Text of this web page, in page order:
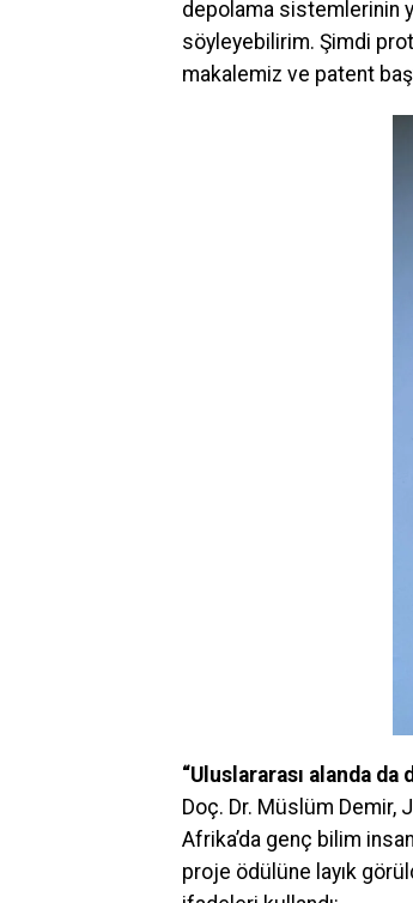
depolama sistemlerinin
söyleyebilirim. Şimdi
makalemiz ve patent
“Uluslararası alanda da
Doç. Dr. Müslüm Demir,
Afrika’da genç bilim
proje ödülüne layık